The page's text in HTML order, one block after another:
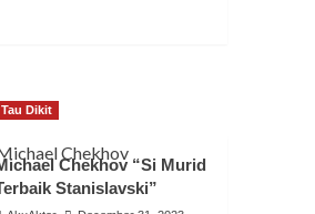
Tau Dikit
Chekhov “Si Murid
Stanislavski”